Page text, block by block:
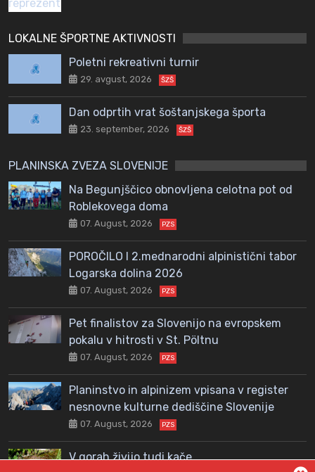
LOKALNE ŠPORTNE AKTIVNOSTI
Poletni rekreativni turnir
29. avgust, 2026 ŠZŠ
Dan odprtih vrat šoštanjskega športa
23. september, 2026 ŠZŠ
PLANINSKA ZVEZA SLOVENIJE
Na Begunjščico obnovljena celotna pot od
Roblekovega doma
07. August, 2026 PZS
POROČILO I 2.mednarodni alpinistični tabor
Logarska dolina 2026
07. August, 2026 PZS
Pet finalistov za Slovenijo na evropskem
pokalu v hitrosti v St. Pöltnu
07. August, 2026 PZS
Planinstvo in alpinizem vpisana v register
nesnovne kulturne dediščine Slovenije
07. August, 2026 PZS
V gorah živijo tudi kače